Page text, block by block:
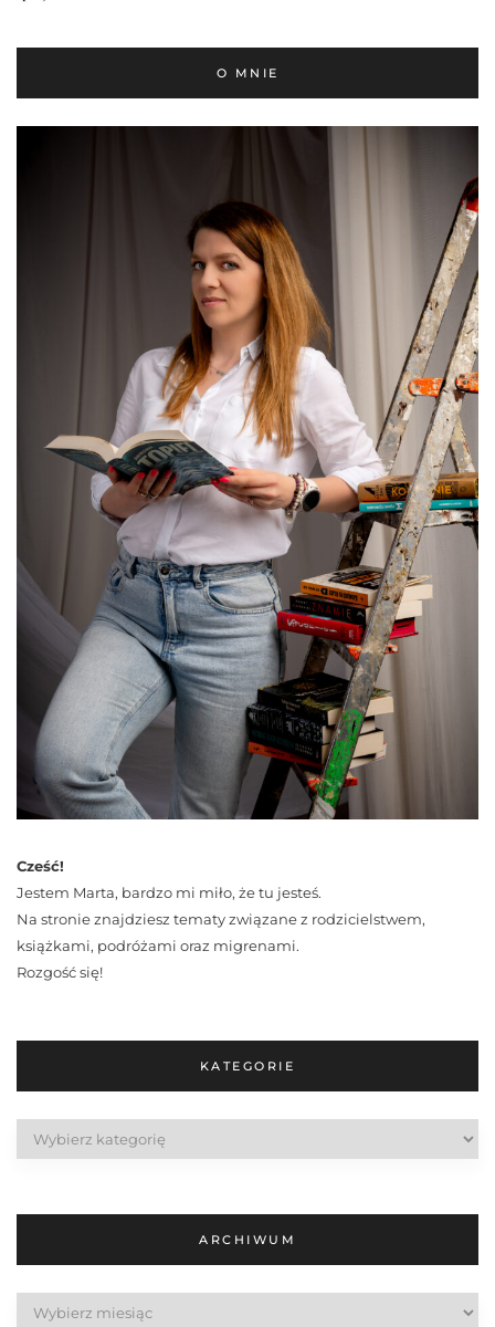
O MNIE
Cześć!
Jestem Marta, bardzo mi miło, że tu jesteś.
Na stronie znajdziesz tematy związane z rodzicielstwem,
książkami, podróżami oraz migrenami.
Rozgość się!
KATEGORIE
ARCHIWUM